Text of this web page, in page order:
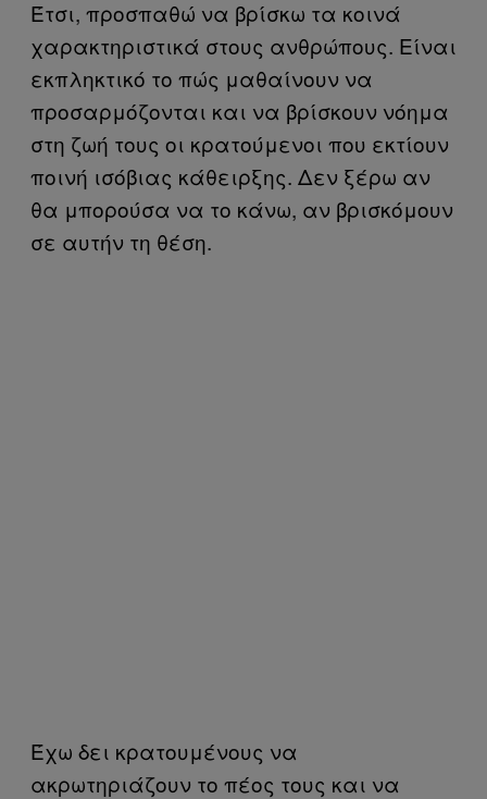
Έτσι, προσπαθώ να βρίσκω τα κοινά
χαρακτηριστικά στους ανθρώπους. Είναι
εκπληκτικό το πώς μαθαίνουν να
προσαρμόζονται και να βρίσκουν νόημα
στη ζωή τους οι κρατούμενοι που εκτίουν
ποινή ισόβιας κάθειρξης. Δεν ξέρω αν
θα μπορούσα να το κάνω, αν βρισκόμουν
σε αυτήν τη θέση.
Έχω δει κρατουμένους να
ακρωτηριάζουν το πέος τους και να